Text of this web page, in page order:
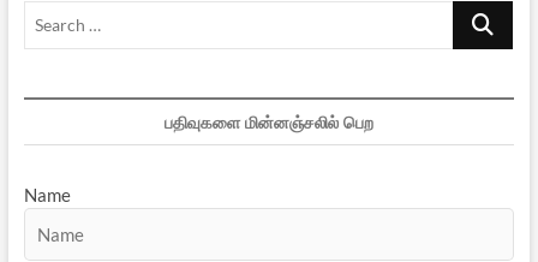
Search
பதிவுகளை மின்னஞ்சலில் பெற
Name